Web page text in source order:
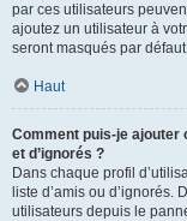
par ces utilisateurs
ajoutez un utilisateur à
seront masqués par
Haut
Comment puis-je ajouter
et d’ignorés ?
Dans chaque profil
liste d’amis ou
utilisateurs depuis le